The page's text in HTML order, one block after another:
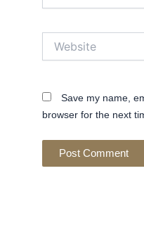
Save my name,
browser for the next